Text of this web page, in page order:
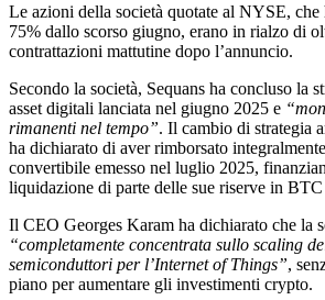
Le azioni della società quotate al NYSE, che
75% dallo scorso giugno, erano in rialzo di
contrattazioni mattutine dopo l’annuncio.
Secondo la società, Sequans ha concluso la
asset digitali lanciata nel giugno 2025 e
rimanenti nel tempo”. Il cambio di strategia
ha dichiarato di aver rimborsato
convertibile emesso nel luglio 2025,
liquidazione di parte delle sue riserve in BTC
Il CEO Georges Karam ha dichiarato che la
“completamente concentrata sullo scaling
semiconduttori per l’Internet of Things”,
piano per aumentare gli investimenti crypto.